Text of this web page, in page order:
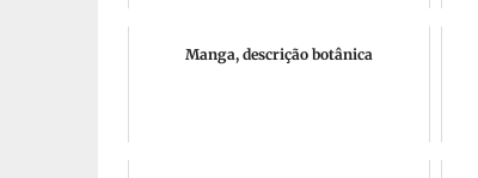
Manga, descrição botânica